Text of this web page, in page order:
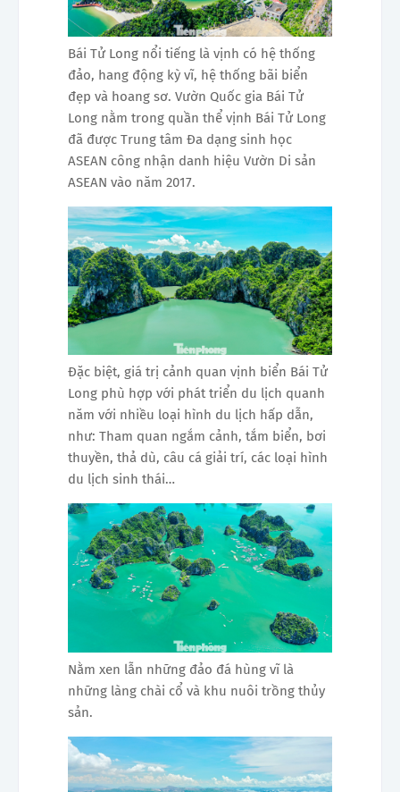
Bái Tử Long nổi tiếng là vịnh có hệ thống
đảo, hang động kỳ vĩ, hệ thống bãi biển
đẹp và hoang sơ. Vườn Quốc gia Bái Tử
Long nằm trong quần thể vịnh Bái Tử Long
đã được Trung tâm Đa dạng sinh học
ASEAN công nhận danh hiệu Vườn Di sản
ASEAN vào năm 2017.
Đặc biệt, giá trị cảnh quan vịnh biển Bái Tử
Long phù hợp với phát triển du lịch quanh
năm với nhiều loại hình du lịch hấp dẫn,
như: Tham quan ngắm cảnh, tắm biển, bơi
thuyền, thả dù, câu cá giải trí, các loại hình
du lịch sinh thái…
Nằm xen lẫn những đảo đá hùng vĩ là
những làng chài cổ và khu nuôi trồng thủy
sản.